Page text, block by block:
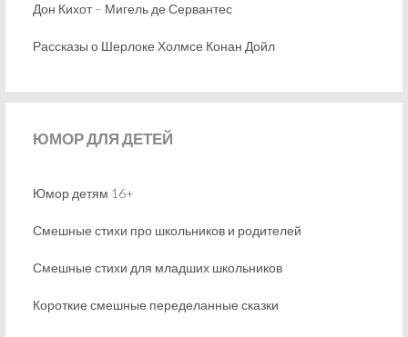
Дон Кихот – Мигель де Сервантес
Рассказы о Шерлоке Холмсе Конан Дойл
ЮМОРДЛЯ ДЕТЕЙ
Юмор детям 16+
Смешные стихи про школьников и родителей
Смешные стихи для младших школьников
Короткие смешные переделанные сказки